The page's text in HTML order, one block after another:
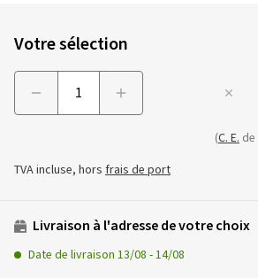
Votre sélection
(C. E. de
TVA incluse, hors frais de port
Livraison à l'adresse de votre choix
Date de livraison 13/08 -14/08